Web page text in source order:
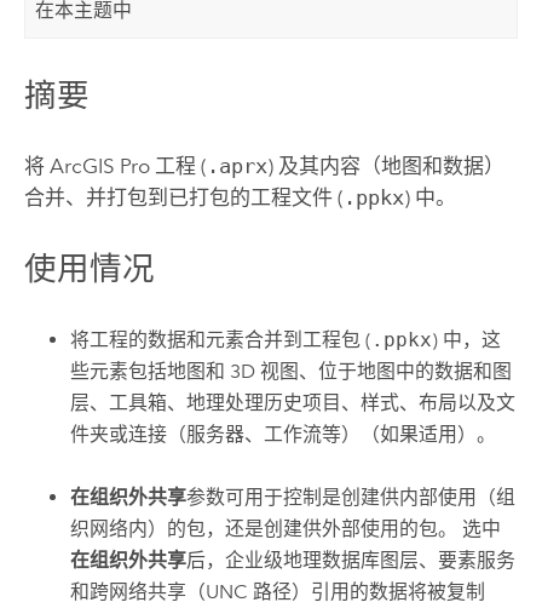
在本主题中
摘要
将 ArcGIS Pro工程 ( .aprx) 及其内容（地图和数据）
合并、并打包到已打包的工程文件 ( .ppkx) 中。
使用情况
将工程的数据和元素合并到工程包 ( .ppkx) 中，这
些元素包括地图和 3D 视图、位于地图中的数据和图
层、工具箱、地理处理历史项目、样式、布局以及文
件夹或连接（服务器、工作流等）（如果适用）。
在组织外共享参数可用于控制是创建供内部使用（组
织网络内）的包，还是创建供外部使用的包。 选中
在组织外共享后，企业级地理数据库图层、要素服务
和跨网络共享（UNC 路径）引用的数据将被复制